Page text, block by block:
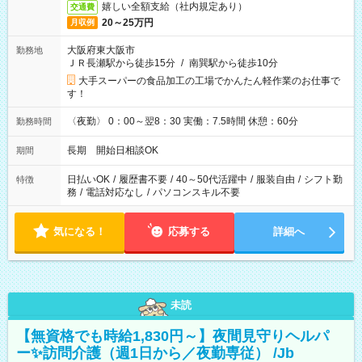
交通費 嬉しい全額支給（社内規定あり）
月収例 20～25万円
勤務地
大阪府東大阪市
ＪＲ長瀬駅から徒歩15分 / 南巽駅から徒歩10分
大手スーパーの食品加工の工場でかんたん軽作業のお仕事で
す！
勤務時間 〈夜勤〉 0：00～翌8：30 実働：7.5時間 休憩：60分
期間 長期 開始日相談OK
特徴 日払いOK / 履歴書不要 / 40～50代活躍中 / 服装自由 / シフト勤
務 / 電話対応なし / パソコンスキル不要
気になる！ 応募する 詳細へ
未読
【無資格でも時給1,830円～】夜間見守りヘルパ
ー✨訪問介護（週1日から／夜勤専従） /Jb